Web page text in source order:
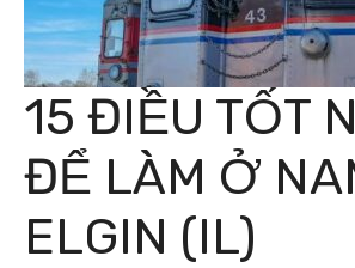
15 ĐIỀU TỐT
ĐỂ LÀM Ở
ELGIN (IL)